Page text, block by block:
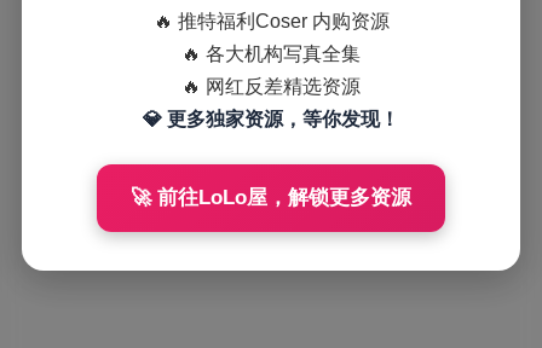
🔥 推特福利Coser 内购资源
🔥 各大机构写真全集
🔥 网红反差精选资源
💎 更多独家资源，等你发现！
🚀 前往LoLo屋，解锁更多资源